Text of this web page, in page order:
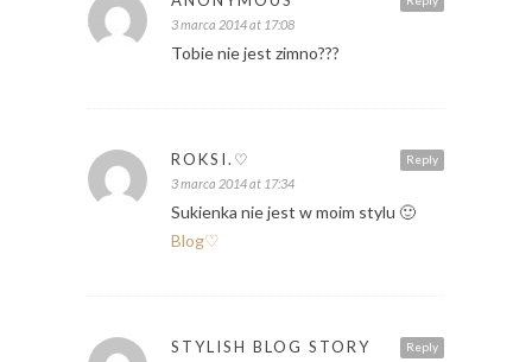
3 marca 2014 at 17:08
Tobie nie jest zimno???
Reply
ROKSI.♡
3 marca 2014 at 17:34
Sukienka nie jest w moim stylu 🙂
Blog♡
Reply
STYLISH BLOG STORY